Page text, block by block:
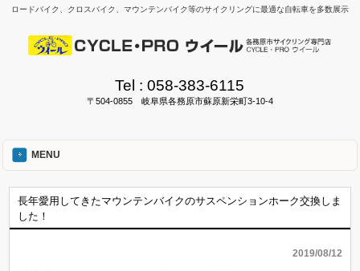
ロードバイク、クロスバイク、マウンテンバイク等のサイクリングに最適な自転車を多数展示
Tel :058-383-6115
〒504-0855 岐阜県各務原市蘇原新栄町3-10-4
MENU
長年愛用してきたマウンテンバイクのサスペンションホーク交換しま
した！
2019/08/12